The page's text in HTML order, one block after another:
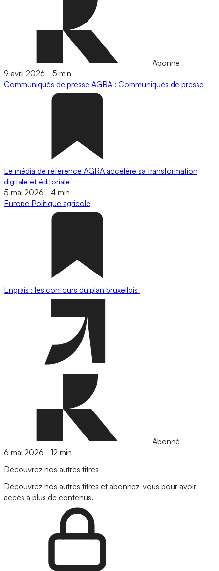
Abonné
9 avril 2026 - 5 min
Communiqués de presse AGRA : Communiqués de presse
Le média de référence AGRA accélère sa transformation
digitale et éditoriale
5 mai 2026 - 4 min
Europe Politique agricole
Engrais : les contours du plan bruxellois
Abonné
6 mai 2026 - 12 min
Découvrez nos autres titres
Découvrez nos autres titres et abonnez-vous pour avoir
accès à plus de contenus.